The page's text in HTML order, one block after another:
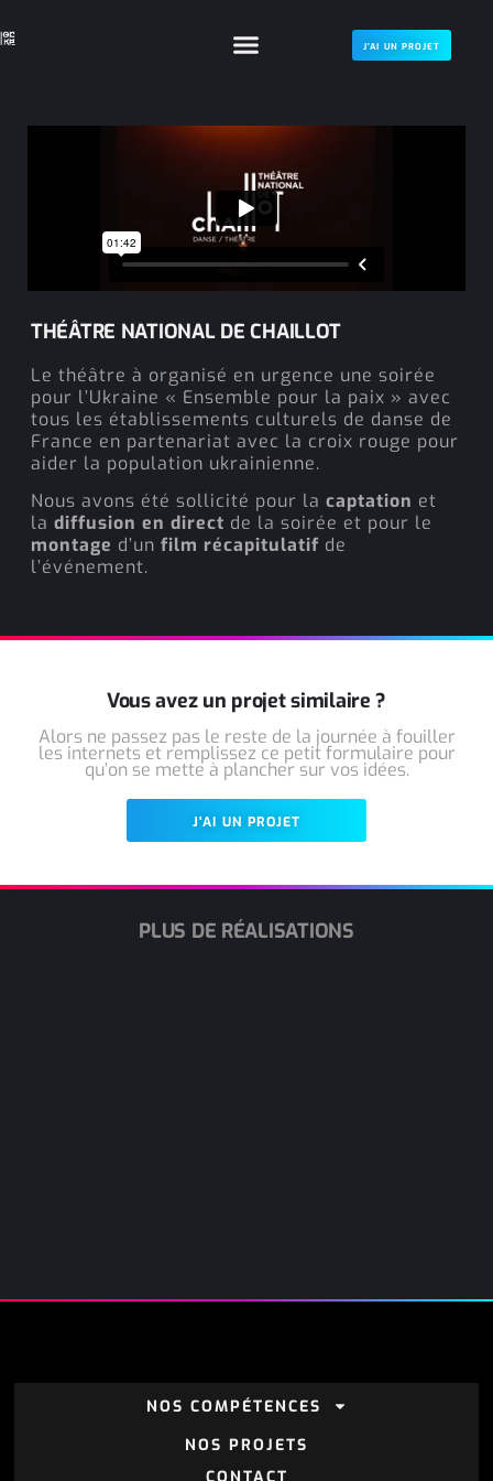
J'AI UN PROJET
THÉÂTRE NATIONAL DE CHAILLOT
Le théâtre à organisé en urgence une soirée
pour l’Ukraine « Ensemble pour la paix » avec
tous les établissements culturels de danse de
France en partenariat avec la croix rouge pour
aider la population ukrainienne.
Nous avons été sollicité pour la captation et
la diffusion en direct de la soirée et pour le
montage d’un film récapitulatif de
l’événement.
Vous avez un projet similaire ?
Alors ne passez pas le reste de la journée à fouiller
les internets et remplissez ce petit formulaire pour
qu’on se mette à plancher sur vos idées.
J'AI UN PROJET
PLUS DE RÉALISATIONS
NOS COMPÉTENCES
NOS PROJETS